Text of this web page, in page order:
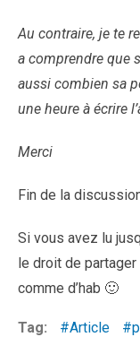
Au contraire, je te
a comprendre que
aussi combien sa
une heure à écrire
Merci
Fin de la
Si vous avez lu
le droit de
comme d’hab 🙂
Tag: Article